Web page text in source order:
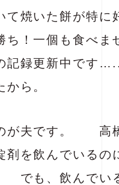
焼いた餅が特に
ち！一個も食べ
記録更新中です
ら。
のが夫です。 高
剤を飲んでいるの
でも、飲んで